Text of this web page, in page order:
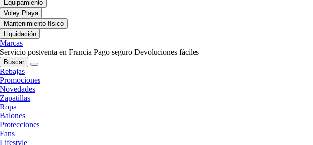
Equipamiento
Voley Playa
Mantenimiento físico
Liquidación
Marcas
Servicio postventa en Francia Pago seguro Devoluciones fáciles
Buscar
Rebajas
Promociones
Novedades
Zapatillas
Ropa
Balones
Protecciones
Fans
Lifestyle